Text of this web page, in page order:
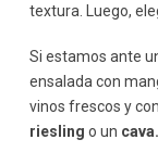
textura. Luego,
Si estamos ante
ensalada con
vinos frescos y
riesling o un cava.